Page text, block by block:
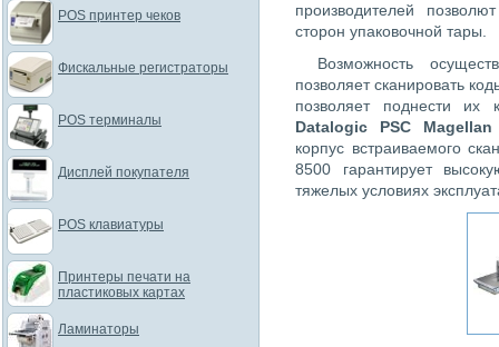
производителей
сторон упаковочной тары.
Возможность
позволяет сканировать
позволяет поднести их
Datalogic PSC Magellan
корпус встраиваемого
8500 гарантирует
тяжелых условиях
POS принтер чеков
Фискальные регистраторы
POS терминалы
Дисплей покупателя
POS клавиатуры
Принтеры печати на
пластиковых картах
Ламинаторы